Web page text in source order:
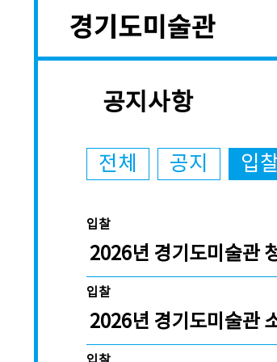
공지사항
전체 공지 입
입찰
2026년 경기도미술관
입찰
2026년 경기도미술관